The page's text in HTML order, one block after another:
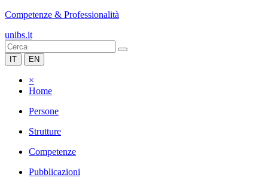
Competenze & Professionalità
unibs.it
IT EN
×
Home
Persone
Strutture
Competenze
Pubblicazioni